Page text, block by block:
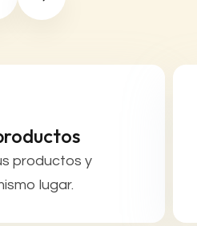
productos y
lugar.